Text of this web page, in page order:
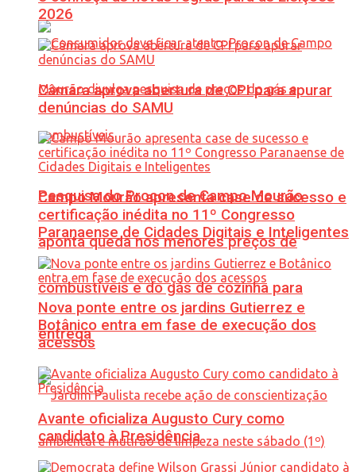
Pesquisa do Procon de Campo Mourão
aponta queda nos menores preços de
combustíveis e do gás de cozinha para
entrega
2026
Câmara aprova abertura de CPI para apurar
denúncias do SAMU
Campo Mourão apresenta case de sucesso e
certificação inédita no 11º Congresso
Paranaense de Cidades Digitais e Inteligentes
Nova ponte entre os jardins Gutierrez e
Botânico entra em fase de execução dos
acessos
Avante oficializa Augusto Cury como
candidato à Presidência